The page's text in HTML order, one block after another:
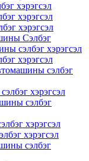
хэрэгсэл
хэрэгсэл
хэрэгсэл
Сэлбэг
сэлбэг хэрэгсэл
хэрэгсэл
сэлбэг
хэрэгсэл
сэлбэг
хэрэгсэл
хэрэгсэл
сэлбэг